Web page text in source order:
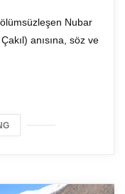
Nubar
anısına, söz ve